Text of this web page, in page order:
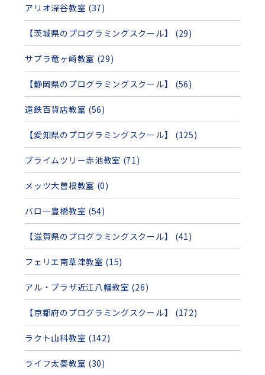
アリオ深谷教室 (37)
【茨城県のプログラミングスクール】 (29)
サプラ竜ヶ崎教室 (29)
【静岡県のプログラミングスクール】 (56)
遠鉄百貨店教室 (56)
【愛知県のプログラミングスクール】 (125)
プライムツリー赤池教室 (71)
メッツ大曽根教室 (0)
バロー豊橋教室 (54)
【滋賀県のプログラミングスクール】 (41)
フェリエ南草津教室 (15)
アル・プラザ近江八幡教室 (26)
【京都府のプログラミングスクール】 (172)
ラクト山科教室 (142)
ライフ太秦教室 (30)